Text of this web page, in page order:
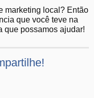
marketing local? Então
que você teve na
que possamos ajudar!